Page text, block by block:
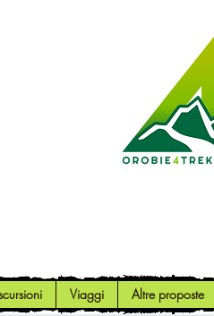
Viaggi Altre proposte